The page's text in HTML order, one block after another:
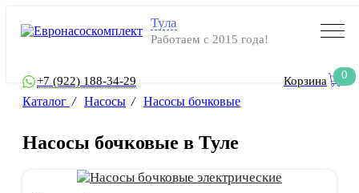
Тула
Работаем с 2015 года!
+7 (922) 188-34-29 Корзина
0
Каталог / Насосы / Насосы бочковые
Насосы бочковые в Туле